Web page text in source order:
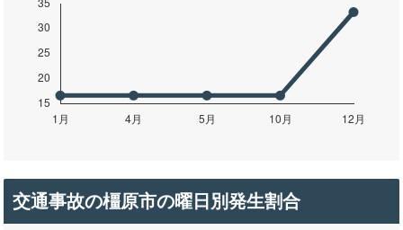
交通事故の橿原市の曜日別発生割合